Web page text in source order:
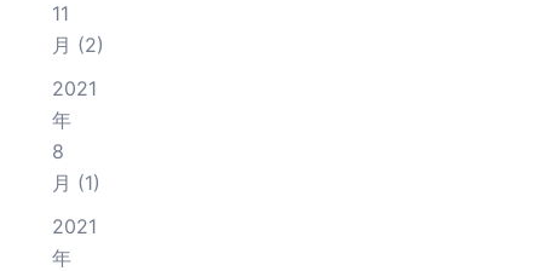
11
月 (2)
2021
年
8
月 (1)
2021
年